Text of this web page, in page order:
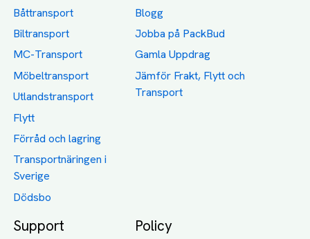
Båttransport
Biltransport
MC-Transport
Möbeltransport
Utlandstransport
Flytt
Förråd och lagring
Transportnäringen i
Sverige
Dödsbo
Blogg
Jobba på PackBud
Gamla Uppdrag
Jämför Frakt, Flytt och
Transport
Support Policy